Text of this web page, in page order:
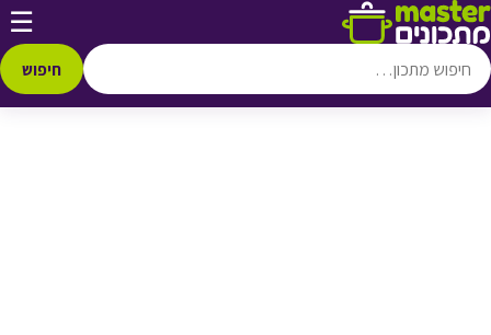
דלג לתוכן ☰
חיפוש
♥ הוספה